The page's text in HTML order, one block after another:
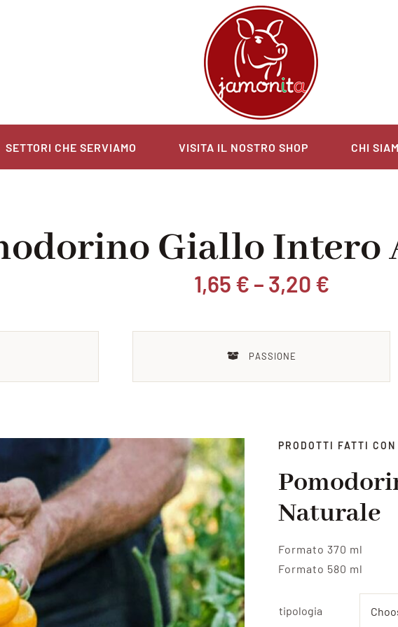
SETTORI CHE SERVIAMO VISITA IL NOSTRO SHOP CHI
Giallo Intero
1,65 € – 3,20 €
PASSIONE
PRODOTTI FATTI
Naturale
Formato 370 ml
Formato 580 ml
tipologia